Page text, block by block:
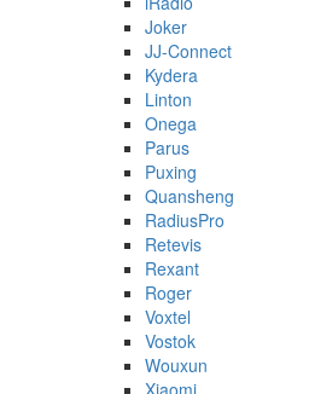
Joker
JJ-Connect
Kydera
Linton
Onega
Parus
Puxing
Quansheng
RadiusPro
Retevis
Rexant
Roger
Voxtel
Vostok
Wouxun
Xiaomi